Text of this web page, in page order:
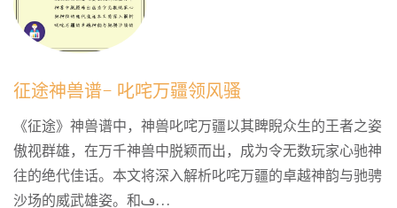
征途神兽谱- 叱咤万疆领风骚
《征途》神兽谱中，神兽叱咤万疆以其睥睨众生的王者之姿
傲视群雄，在万千神兽中脱颖而出，成为令无数玩家心驰神
往的绝代佳话。本文将深入解析叱咤万疆的卓越神韵与驰骋
沙场的威武雄姿。和ࢻ...